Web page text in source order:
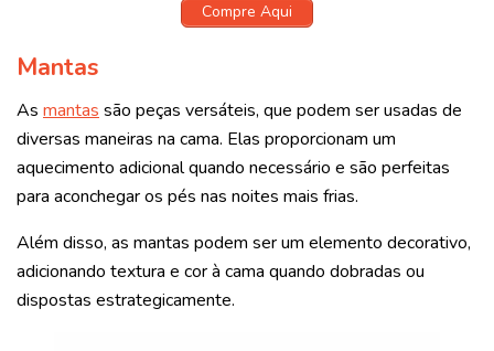
Compre Aqui
Mantas
As mantas são peças versáteis, que podem ser usadas de
diversas maneiras na cama. Elas proporcionam um
aquecimento adicional quando necessário e são perfeitas
para aconchegar os pés nas noites mais frias.
Além disso, as mantas podem ser um elemento decorativo,
adicionando textura e cor à cama quando dobradas ou
dispostas estrategicamente.